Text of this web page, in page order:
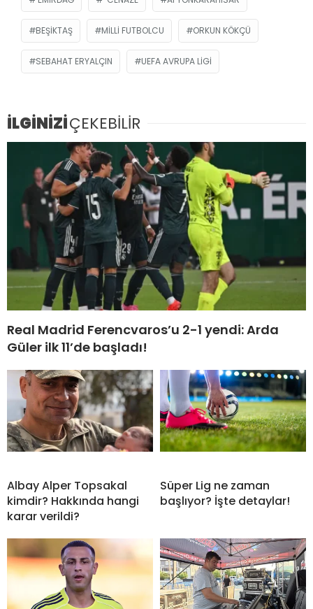
BEŞIKTAŞ MILLI FUTBOLCU ORKUN KÖKÇÜ
SEBAHAT ERYALÇIN UEFA AVRUPA LIGI
İLGİNİZİÇEKEBİLİR
Real Madrid Ferencvaros’u 2-1 yendi: Arda
Güler ilk 11’de başladı!
Albay Alper Topsakal
kimdir? Hakkında hangi
karar verildi?
Süper Lig ne zaman
başlıyor? İşte detaylar!